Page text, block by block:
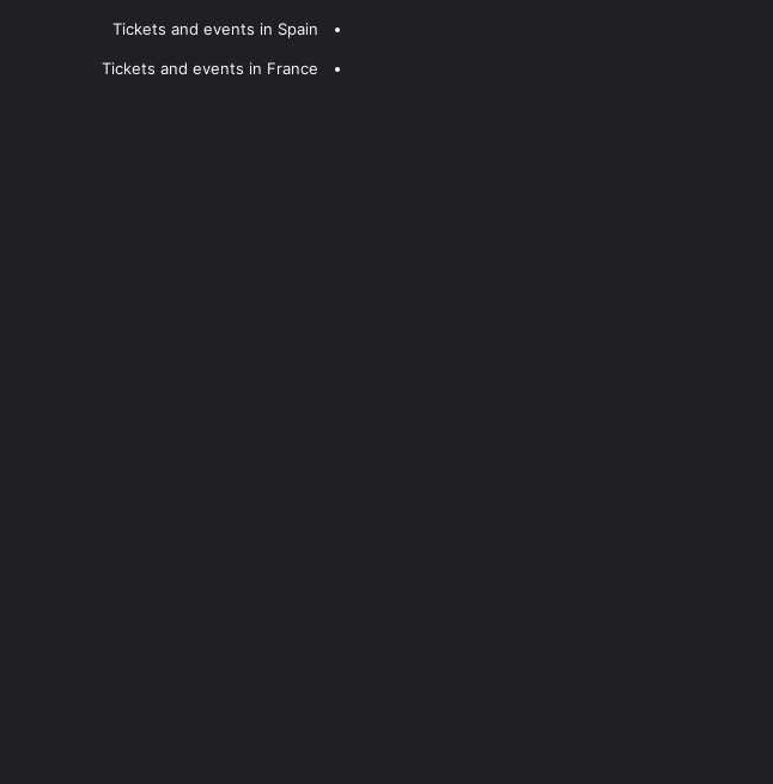
Tickets and events in Spain
Tickets and events in France